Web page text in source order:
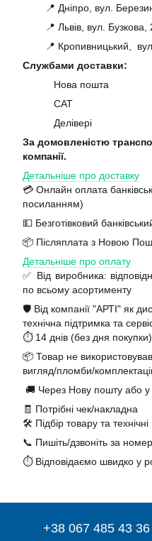
📍 Дніпро, вул.
📍 Львів, вул. Бузкова,
📍 Кропивницький,
Службами доставки:
Нова пошта
САТ
Делівері
За домовленістю
компанії.
Детальніше про доставку
💳 Онлайн оплата
посиланням)
💵 Безготівковий
📦 Післяплата з Новою
Детальніше про оплату
✅ Від виробника:
по всьому асортименту
🛡️ Від компанії "АРТІ" як
технічна підтримка та
⏱️ 14 днів (без дня покупки)
📦 Товар не
вигляд/пломби/
🚚 Через Нову пошту або у
🧾 Потрібні чек/накладна
🛠️ Підбір товару та
📞 Пишіть/дзвоніть за
⏱️ Відповідаємо швидко у
+38 067 485 43 36